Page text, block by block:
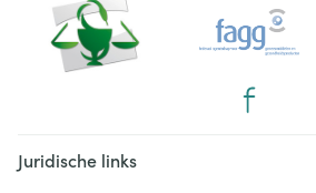
Juridische links